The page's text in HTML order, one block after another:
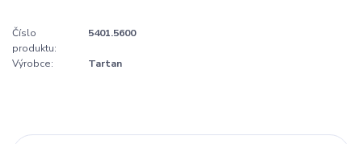
Číslo
produktu:
5401.5600
Výrobce: Tartan